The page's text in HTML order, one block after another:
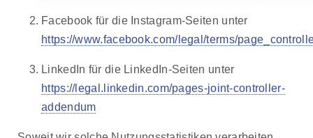
Facebook für die Instagram-Seiten unter
https://www.facebook.com/legal/terms/
LinkedIn für die LinkedIn-Seiten unter
https://legal.linkedin.com/pages-joint-controller-
addendum